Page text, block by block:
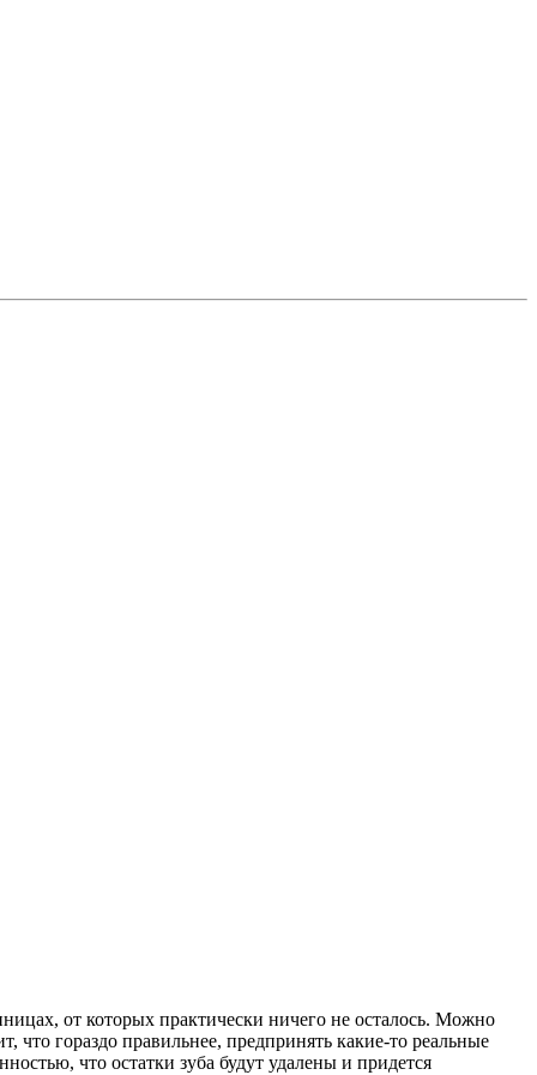
от которых практически ничего не осталось. Можно
что гораздо правильнее, предпринять какие-то реальные
что остатки зуба будут удалены и придется